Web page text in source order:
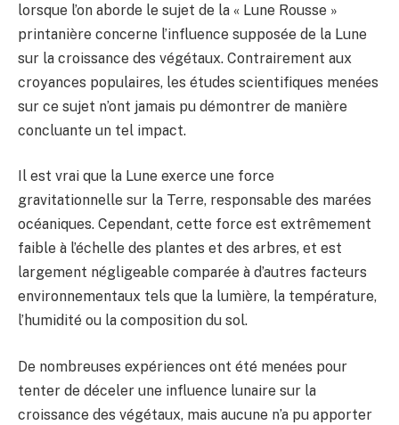
lorsque l’on aborde le sujet de la « Lune Rousse »
printanière concerne l’influence supposée de la Lune
sur la croissance des végétaux. Contrairement aux
croyances populaires, les études scientifiques menées
sur ce sujet n’ont jamais pu démontrer de manière
concluante un tel impact.
Il est vrai que la Lune exerce une force
gravitationnelle sur la Terre, responsable des marées
océaniques. Cependant, cette force est extrêmement
faible à l’échelle des plantes et des arbres, et est
largement négligeable comparée à d’autres facteurs
environnementaux tels que la lumière, la température,
l’humidité ou la composition du sol.
De nombreuses expériences ont été menées pour
tenter de déceler une influence lunaire sur la
croissance des végétaux, mais aucune n’a pu apporter